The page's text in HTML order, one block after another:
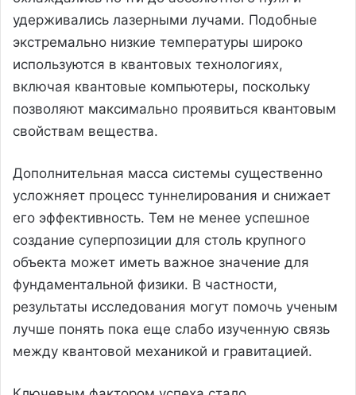
удерживались лазерными лучами. Подобные
экстремально низкие температуры широко
используются в квантовых технологиях,
включая квантовые компьютеры, поскольку
позволяют максимально проявиться квантовым
свойствам вещества.
Дополнительная масса системы существенно
усложняет процесс туннелирования и снижает
его эффективность. Тем не менее успешное
создание суперпозиции для столь крупного
объекта может иметь важное значение для
фундаментальной физики. В частности,
результаты исследования могут помочь ученым
лучше понять пока еще слабо изученную связь
между квантовой механикой и гравитацией.